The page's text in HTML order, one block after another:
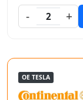
-
2 +
OE TESLA